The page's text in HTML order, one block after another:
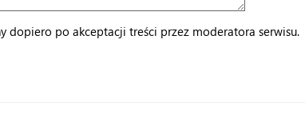
dopiero po akceptacji treści przez moderatora serwisu.